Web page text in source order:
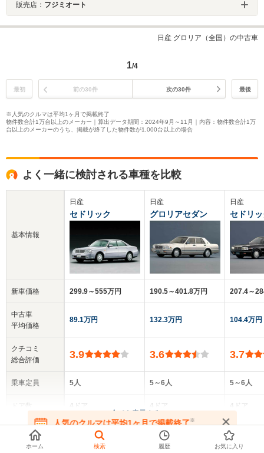
販売店： フジミオート
日産 グロリア（全国）の中古車
1/4
最初 前の30件 次の30件 最後
※人気のクルマは平均1ヶ月で掲載終了
物件数合計1万台以上のメーカー｜算出データ期間：2024年9月～11月｜内容：物件数合計1万
台以上のメーカーのうち、掲載が終了した物件数が1,000台以上の場合
よく一緒に検討される車種を比較
基本情報
新車価格
中古車
平均価格
クチコミ
総合評価
乗車定員
日産
セドリック
299.9～555万円
89.1万円
3.9
5人
4ドア
全高
1.44m～1.47m
日産
グロリアセダン
190.5～401.8万円
132.3万円
3.6
5～6人
4ドア
全高
1.4m～1.43m
日産
セドリ
207.4～
104.4万円
3.7
5～6人
4ドア
▼全てを表示する
人気のクルマは平均1ヶ月で掲載終了※
在庫が無くなる前にお問い合わせください
ホーム 検索 履歴 お気に入り